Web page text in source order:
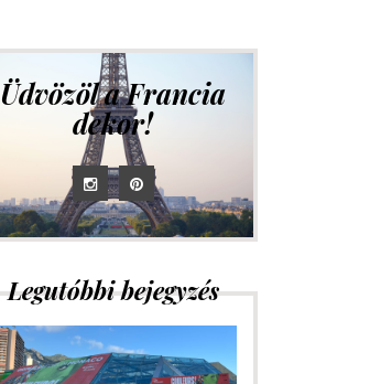
Üdvözöl a Francia
dekor!
Legutóbbi bejegyzés